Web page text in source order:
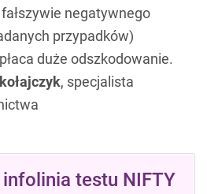
negatywnego
przypadków)
duże odszkodowanie.
, specjalista
testu NIFTY